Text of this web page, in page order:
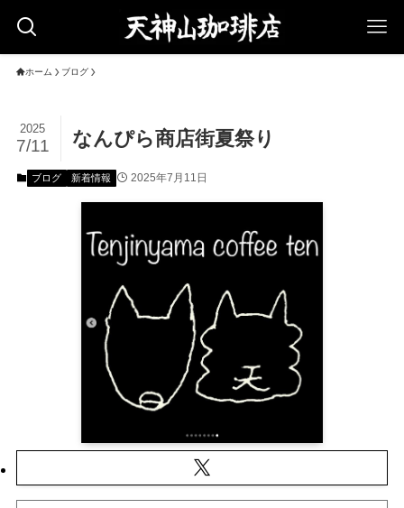
ホーム ブログ
なんぴら商店街夏祭り
2025
7/11
ブログ 新着情報 2025年7月11日